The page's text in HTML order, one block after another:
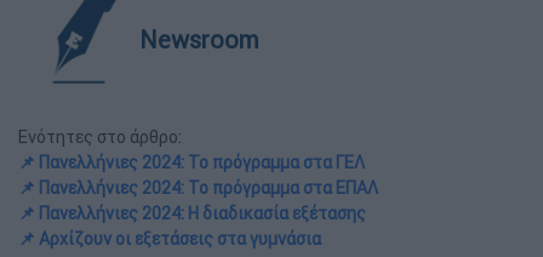
Newsroom
Ενότητες στο άρθρο:
📌 Πανελλήνιες 2024: Το πρόγραμμα στα ΓΕΛ
📌 Πανελλήνιες 2024: Το πρόγραμμα στα ΕΠΑΛ
📌 Πανελλήνιες 2024: Η διαδικασία εξέτασης
📌 Αρχίζουν οι εξετάσεις στα γυμνάσια